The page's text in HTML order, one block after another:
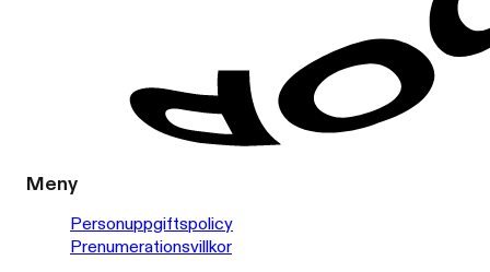
Meny
Personuppgiftspolicy
Prenumerationsvillkor